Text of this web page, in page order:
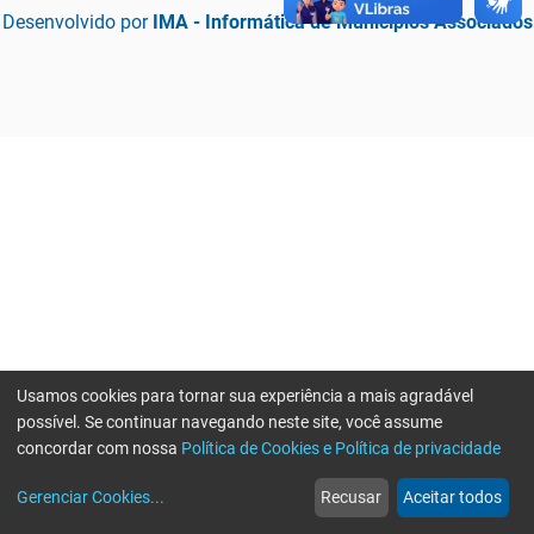
Desenvolvido por IMA - Informática de Municípios Associados
web
Notícias
more_horiz
Mais
Usamos cookies para tornar sua experiência a mais agradável
possível. Se continuar navegando neste site, você assume
concordar com nossa Política de Cookies e Política de privacidade
Gerenciar Cookies... Recusar Aceitar todos
Erro ao enviar informações, por favor tente novamente